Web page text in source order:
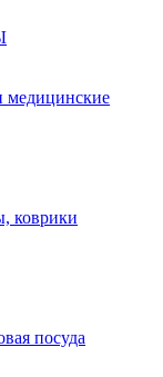
медицинские
коврики
посуда